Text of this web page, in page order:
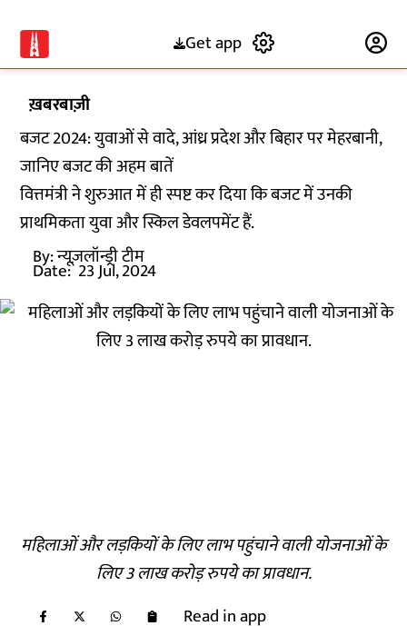
Get app
ख़बरबाज़ी
बजट 2024: युवाओं से वादे, आंध्र प्रदेश और बिहार पर मेहरबानी,
जानिए बजट की अहम बातें
वित्तमंत्री ने शुरुआत में ही स्पष्ट कर दिया कि बजट में उनकी
प्राथमिकता युवा और स्किल डेवलपमेंट हैं.
By:न्यूज़लॉन्ड्री टीम
Date: 23 Jul, 2024
महिलाओं और लड़कियों के लिए लाभ पहुंचाने वाली योजनाओं के
लिए 3 लाख करोड़ रुपये का प्रावधान.
Read in app